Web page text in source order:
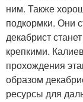
ним. Также
подкормки. Они
декабрист
крепкими.
прохождения
образом
ресурсы для